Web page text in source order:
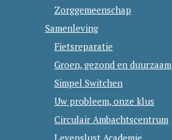
Zorggemeenschap
Samenleving
Fietsreparatie
Groen, gezond en duurzaam
Simpel Switchen
Uw probleem, onze klus
Circulair Ambachtscentrum